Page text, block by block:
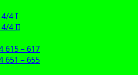
4/4 I
4/4 II
615 – 617
651 – 655